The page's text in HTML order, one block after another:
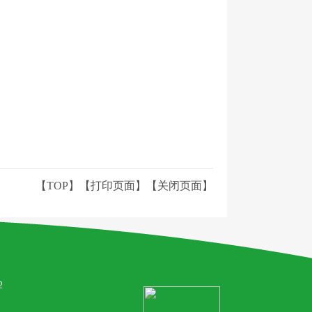
【TOP】 【打印页面】【 关闭页面】